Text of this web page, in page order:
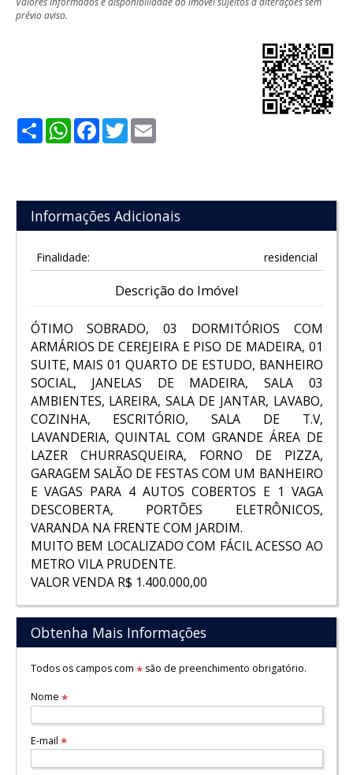
prévio aviso.
ShareWhatsApp
Facebook
Twitter
Informações Adicionais
Finalidade: residencial
Descrição do Imóvel
ÓTIMO SOBRADO, 03 DORMITÓRIOS COM
ARMÁRIOS DE CEREJEIRA E PISO DE MADEIRA, 01
SUITE, MAIS 01 QUARTO DE ESTUDO, BANHEIRO
SOCIAL, JANELAS DE MADEIRA, SALA 03
AMBIENTES, LAREIRA, SALA DE JANTAR, LAVABO,
COZINHA, ESCRITÓRIO, SALA DE T.V,
LAVANDERIA, QUINTAL COM GRANDE ÁREA DE
LAZER CHURRASQUEIRA, FORNO DE PIZZA,
GARAGEM SALÃO DE FESTAS COM UM BANHEIRO
E VAGAS PARA 4 AUTOS COBERTOS E 1 VAGA
DESCOBERTA, PORTÕES ELETRÔNICOS,
VARANDA NA FRENTE COM JARDIM.
MUITO BEM LOCALIZADO COM FÁCIL ACESSO AO
METRO VILA PRUDENTE.
VALOR VENDA R$ 1.400.000,00
Obtenha Mais Informações
Todos os campos com *são de preenchimento obrigatório.
Nome *
E-mail *